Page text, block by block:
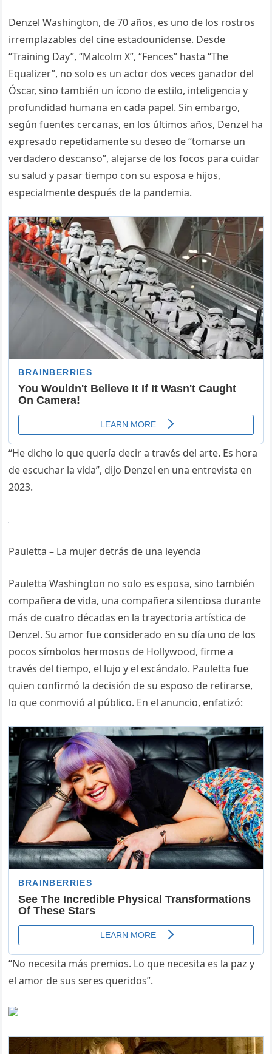
Denzel Washington, de 70 años, es uno de los rostros
irremplazables del cine estadounidense. Desde
“Training Day”, “Malcolm X”, “Fences” hasta “The
Equalizer”, no solo es un actor dos veces ganador del
Óscar, sino también un ícono de estilo, inteligencia y
profundidad humana en cada papel. Sin embargo,
según fuentes cercanas, en los últimos años, Denzel ha
expresado repetidamente su deseo de “tomarse un
verdadero descanso”, alejarse de los focos para cuidar
su salud y pasar tiempo con su esposa e hijos,
especialmente después de la pandemia.
“He dicho lo que quería decir a través del arte. Es hora
de escuchar la vida”, dijo Denzel en una entrevista en
2023.
Pauletta – La mujer detrás de una leyenda
Pauletta Washington no solo es esposa, sino también
compañera de vida, una compañera silenciosa durante
más de cuatro décadas en la trayectoria artística de
Denzel. Su amor fue considerado en su día uno de los
pocos símbolos hermosos de Hollywood, firme a
través del tiempo, el lujo y el escándalo. Pauletta fue
quien confirmó la decisión de su esposo de retirarse,
lo que conmovió al público. En el anuncio, enfatizó:
“No necesita más premios. Lo que necesita es la paz y
el amor de sus seres queridos”.